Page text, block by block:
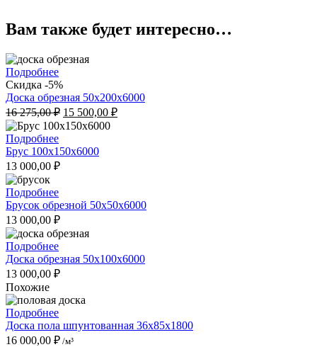
Вам также будет интересно…
Подробнее
Скидка -5%
Доска обрезная 50x200x6000
16 275,00₽ Первоначальная
цена
16
15 500,00 ₽Текущая
Подробнее
Брус 100x150x6000
13 000,00 ₽
Подробнее
Брусок обрезной 50x50x6000
13 000,00 ₽
Подробнее
Доска обрезная 50x100x6000
13 000,00 ₽
Похожие
Подробнее
Доска пола шпунтованная 36x85x1800
16 000,00 ₽ /м³